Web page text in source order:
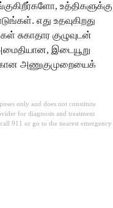
உத்திகளுக்கு
எது உதவுகிறது
சுகாதார குழுவுடன்
இடையூறு
அணுகுமுறையைக்
only and does not constitute
for diagnosis and treatment
911 or go to the nearest emergency